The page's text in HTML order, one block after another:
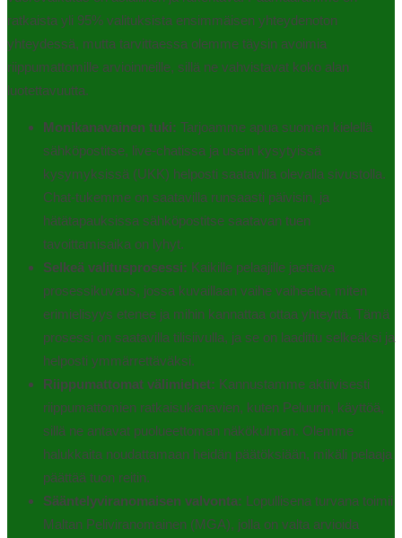
ratkaista yli 95% valituksista ensimmäisen yhteydenoton
yhteydessä, mutta tarvittaessa olemme täysin avoimia
riippumattomille arvioinneille, sillä ne vahvistavat koko alan
luotettavuutta.
Monikanavainen tuki: Tarjoamme apua suomen kielellä
sähköpostitse, live-chatissa ja usein kysytyissä
kysymyksissä (UKK) helposti saatavilla olevalla sivustolla.
Chat-tukemme on saatavilla runsaasti päivisin, ja
hätätapauksissa sähköpostitse saatavan tuen
tavoittamisaika on lyhyt.
Selkeä valitusprosessi: Kaikille pelaajille jaettava
prosessikuvaus, jossa kuvaillaan vaihe vaiheelta, miten
erimielisyys etenee ja mihin kannattaa ottaa yhteyttä. Tämä
prosessi on saatavilla tilisiivulla, ja se on laadittu selkeäksi ja
helposti ymmärrettäväksi.
Riippumattomat välimiehet: Kannustamme aktiivisesti
riippumattomien ratkaisukanavien, kuten Peluurin, käyttöä,
sillä ne antavat puolueettoman näkökulman. Olemme
halukkaita noudattamaan heidän päätöksiään, mikäli pelaaja
päättää tuon reitin.
Sääntelyviranomaisen valvonta: Lopullisena turvana toimii
Maltan Peliviranomainen (MGA), jolla on valta arvioida